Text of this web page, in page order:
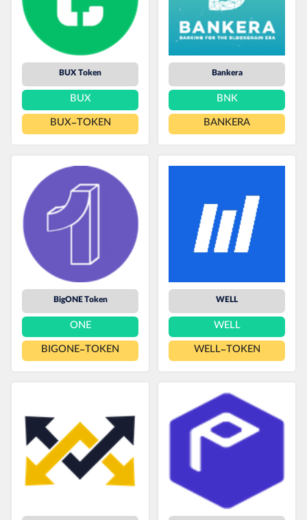
Bankera
BNK
BANKERA
BUX Token
BUX
BUX-TOKEN
WELL
WELL
WELL-TOKEN
BigONE Token
ONE
BIGONE-TOKEN